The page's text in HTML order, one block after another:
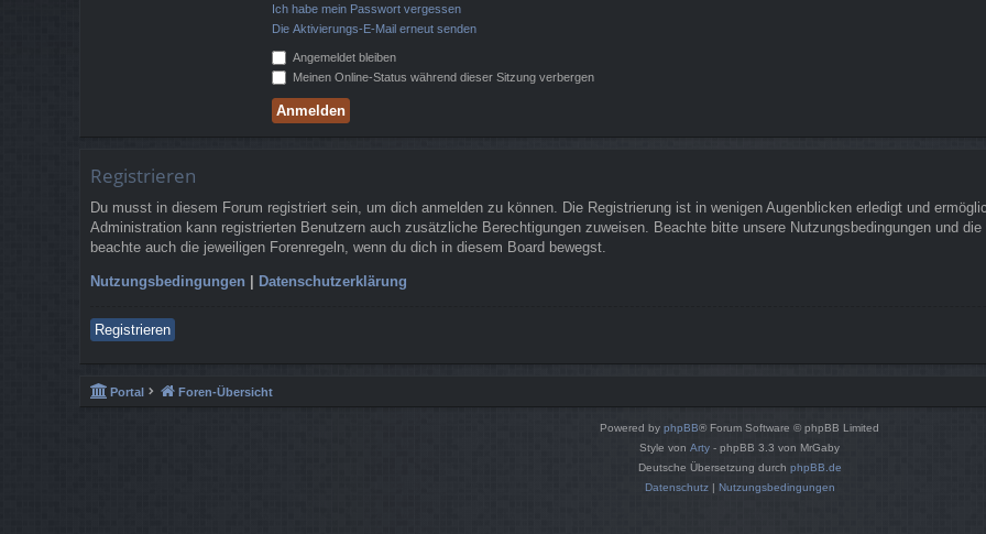
Ich habe mein Passwort vergessen
Die Aktivierungs-E-Mail erneut senden
Angemeldet bleiben
Meinen Online-Status während dieser Sitzung verbergen
Registrieren
Du musst in diesem Forum registriert sein, um dich anmelden zu können. Die Registrierung ist in wenigen Augenblicken erledigt und
Administration kann registrierten Benutzern auch zusätzliche Berechtigungen zuweisen. Beachte bitte unsere Nutzungsbedingungen und
beachte auch die jeweiligen Forenregeln, wenn du dich in diesem Board bewegst.
Nutzungsbedingungen | Datenschutzerklärung
Registrieren
Portal Foren-Übersicht
Powered by phpBB® Forum Software © phpBB Limited
Style von Arty - phpBB 3.3 von MrGaby
Deutsche Übersetzung durch phpBB.de
Datenschutz| Nutzungsbedingungen